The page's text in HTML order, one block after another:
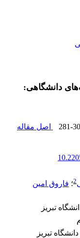
دانشگاهی:
281-
اصل مقاله
2؛ فاروق امین
تبریز
تبریز